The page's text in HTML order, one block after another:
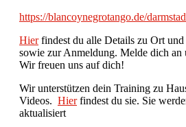
https://blancoynegrotango.de/
Hierfindest du alle Details zu Ort
sowie zur Anmeldung. Melde dich an
Wir freuen uns auf dich!
Wir unterstützen dein Training zu
Videos. Hierfindest du sie. Sie
aktualisiert